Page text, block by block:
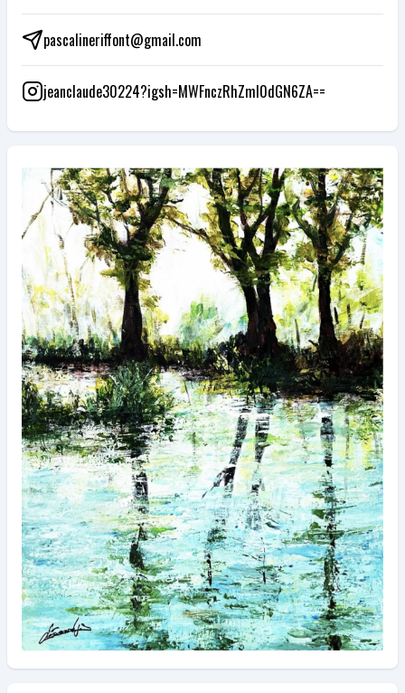
pascalineriffont@gmail.com
jeanclaude30224?igsh=MWFnczRhZml0dGN6ZA==